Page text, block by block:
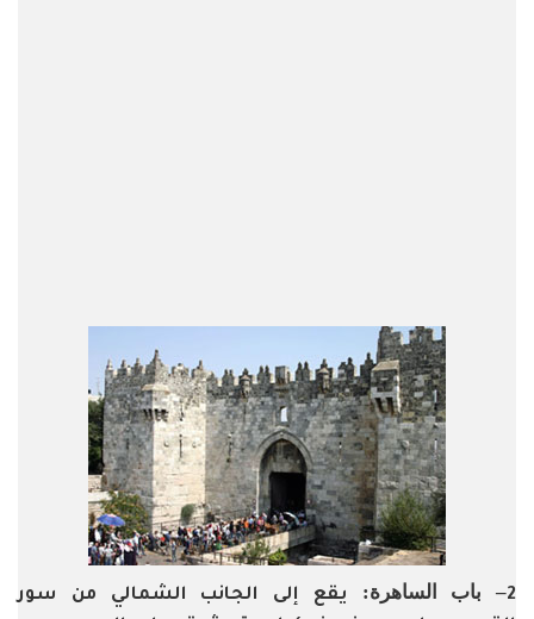
2– باب الساهرة: يقع إلى الجانب الشمالي من سور